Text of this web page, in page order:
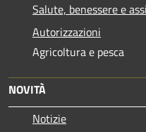
Salute, benessere e
Autorizzazioni
Agricoltura e pesca
NOVITÀ
Notizie